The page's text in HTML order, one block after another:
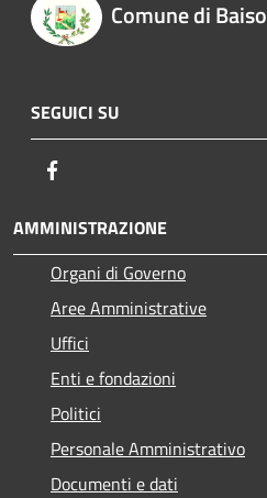
Comune di Baiso
SEGUICI SU
AMMINISTRAZIONE
Organi di Governo
Aree Amministrative
Uffici
Enti e fondazioni
Politici
Personale Amministrativo
Documenti e dati